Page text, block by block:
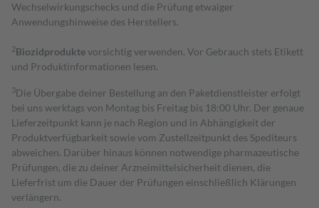
Wechselwirkungschecks und die Prüfung etwaiger
Anwendungshinweise des Herstellers.
2Biozidproduktevorsichtig verwenden. Vor Gebrauch stets Etikett
und Produktinformationen lesen.
3Die Übergabe deiner Bestellung an den Paketdienstleister erfolgt
bei uns werktags von Montag bis Freitag bis 18:00 Uhr. Der genaue
Lieferzeitpunkt kann je nach Region und in Abhängigkeit der
Produktverfügbarkeit sowie vom Zustellzeitpunkt des Spediteurs
abweichen. Darüber hinaus können notwendige pharmazeutische
Prüfungen, die zu deiner Arzneimittelsicherheit dienen, die
Lieferfrist um die Dauer der Prüfungen einschließlich Klärungen
verlängern.